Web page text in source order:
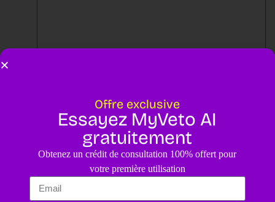
Laisser un commentaire
Offre exclusive
Essayez MyVeto AI
gratuitement
Obtenez un crédit de consultation 100% offert pour
votre première utilisation